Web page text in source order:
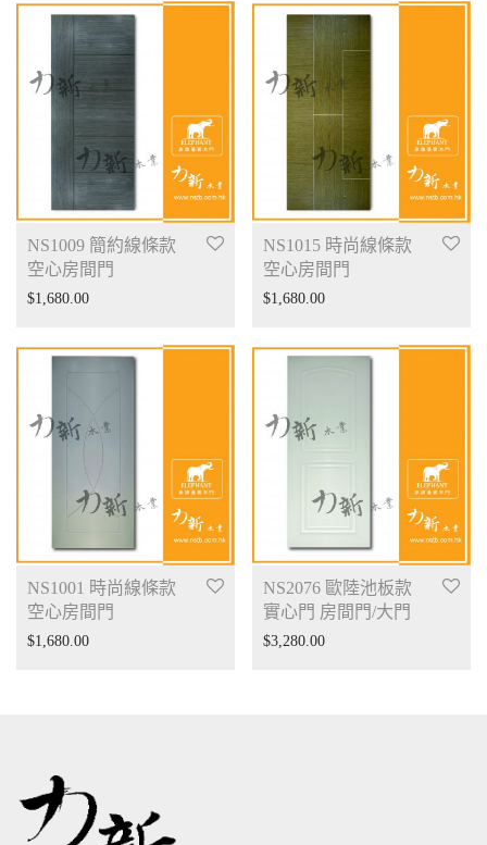
NS1009 簡約線條款
空心房間門
$1,680.00
NS1015 時尚線條款
空心房間門
$1,680.00
NS1001 時尚線條款
空心房間門
$1,680.00
NS2076 歐陸池板款
實心門 房間門/大門
$3,280.00